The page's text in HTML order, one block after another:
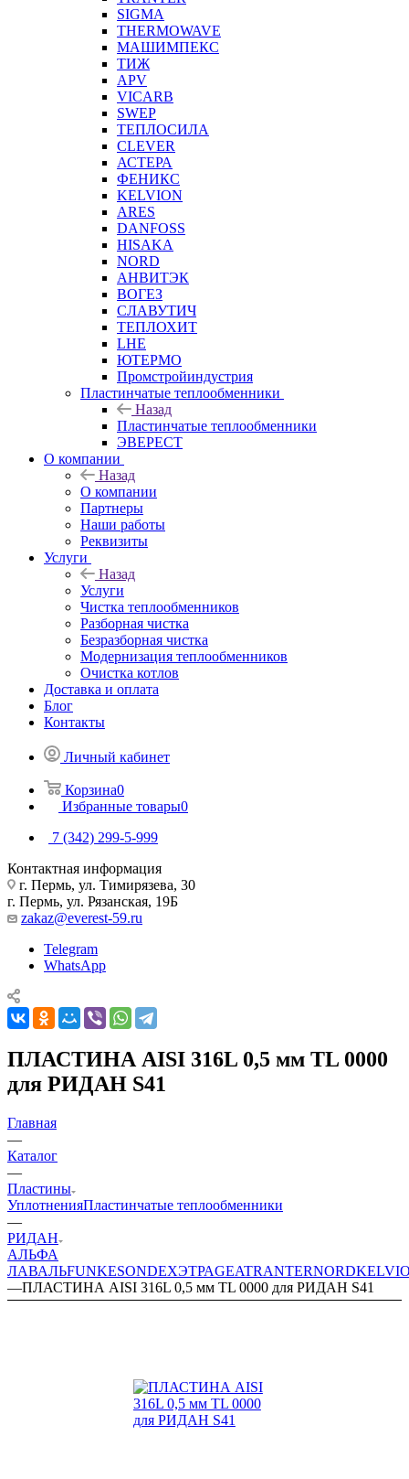
SIGMA
THERMOWAVE
МАШИМПЕКС
ТИЖ
APV
VICARB
SWEP
ТЕПЛОСИЛА
CLEVER
АСТЕРА
ФЕНИКС
KELVION
ARES
DANFOSS
HISAKA
NORD
АНВИТЭК
ВОГЕЗ
СЛАВУТИЧ
ТЕПЛОХИТ
LHE
ЮТЕРМО
Промстройиндустрия
Пластинчатые теплообменники
Назад
Пластинчатые теплообменники
ЭВЕРЕСТ
О компании
Назад
О компании
Партнеры
Наши работы
Реквизиты
Услуги
Назад
Услуги
Чистка теплообменников
Разборная чистка
Безразборная чистка
Модернизация теплообменников
Очистка котлов
Доставка и оплата
Блог
Контакты
Личный кабинет
Корзина0
Избранные товары0
7 (342) 299-5-999
Контактная информация
г. Пермь, ул. Тимирязева, 30
г. Пермь, ул. Рязанская, 19Б
zakaz@everest-59.ru
Telegram
WhatsApp
ПЛАСТИНА AISI 316L 0,5 мм TL 0000
для РИДАН S41
Главная
—
Каталог
—
Пластины
УплотненияПластинчатые теплообменники
—
РИДАН
АЛЬФА
ЛАВАЛЬFUNKESONDEXЭТРАGEATRANTERNORD
—ПЛАСТИНА AISI 316L 0,5 мм TL 0000 для РИДАН S41